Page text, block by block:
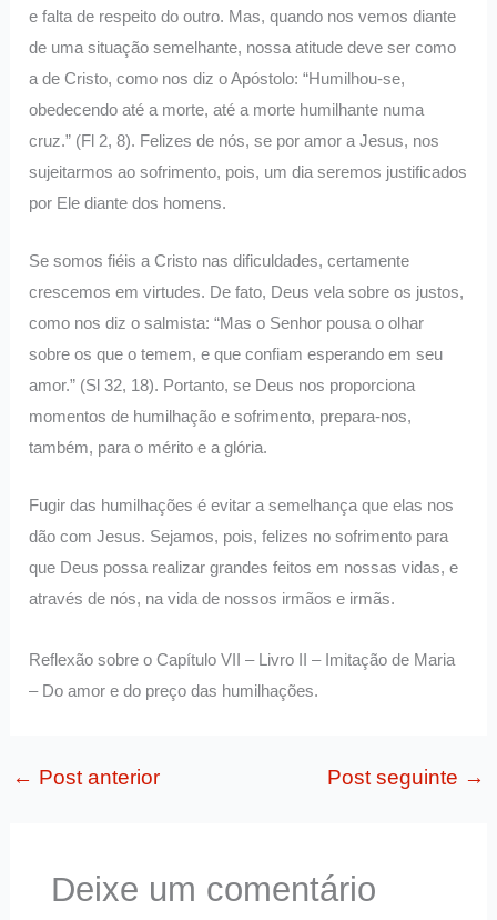
e falta de respeito do outro. Mas, quando nos vemos diante
de uma situação semelhante, nossa atitude deve ser como
a de Cristo, como nos diz o Apóstolo: “Humilhou-se,
obedecendo até a morte, até a morte humilhante numa
cruz.” (Fl 2, 8). Felizes de nós, se por amor a Jesus, nos
sujeitarmos ao sofrimento, pois, um dia seremos justificados
por Ele diante dos homens.
Se somos fiéis a Cristo nas dificuldades, certamente
crescemos em virtudes. De fato, Deus vela sobre os justos,
como nos diz o salmista: “Mas o Senhor pousa o olhar
sobre os que o temem, e que confiam esperando em seu
amor.” (Sl 32, 18). Portanto, se Deus nos proporciona
momentos de humilhação e sofrimento, prepara-nos,
também, para o mérito e a glória.
Fugir das humilhações é evitar a semelhança que elas nos
dão com Jesus. Sejamos, pois, felizes no sofrimento para
que Deus possa realizar grandes feitos em nossas vidas, e
através de nós, na vida de nossos irmãos e irmãs.
Reflexão sobre o Capítulo VII – Livro II – Imitação de Maria
– Do amor e do preço das humilhações.
← Post anterior Post seguinte →
Deixe um comentário